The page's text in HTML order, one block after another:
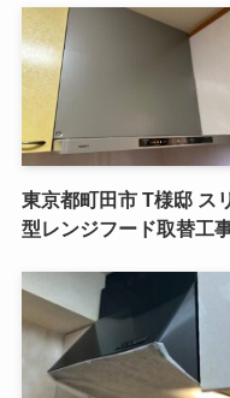
東京都町田市 T様邸 ス
型レンジフード取替工